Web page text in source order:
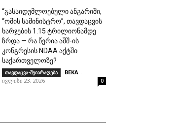
“გასაიდუმლოებული ანგარიში,
“ომის სამინისტრო”, თავდაცვის
ხარჯების 1.15 ტრილიონამდე
ზრდა — რა წერია აშშ-ის
კონგრესის NDAA აქტში
საქართველოზე?
თავდაცვა-შეიარაღება BEKA -
ივლისი 23, 2026
0